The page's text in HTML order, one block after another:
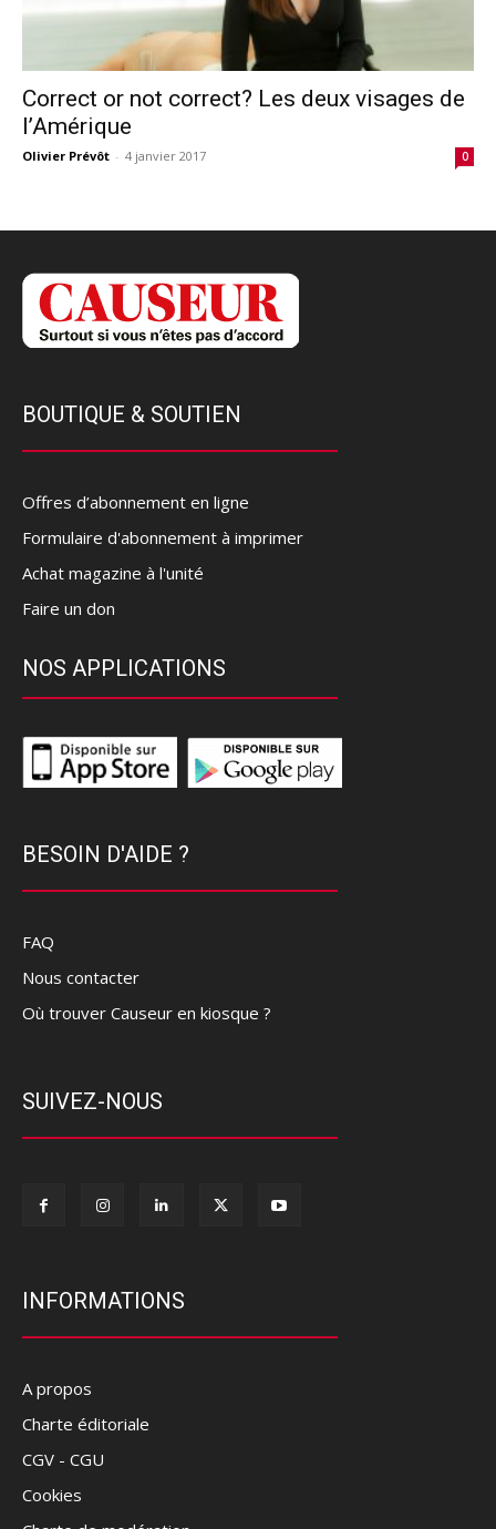
Correct or not correct? Les deux visages de
l’Amérique
Olivier Prévôt - 4 janvier 2017 0
BOUTIQUE & SOUTIEN
Offres d’abonnement en ligne
Formulaire d'abonnement à imprimer
Achat magazine à l'unité
Faire un don
NOS APPLICATIONS
BESOIN D'AIDE ?
FAQ
Nous contacter
Où trouver Causeur en kiosque ?
SUIVEZ-NOUS
INFORMATIONS
A propos
Charte éditoriale
CGV - CGU
Cookies